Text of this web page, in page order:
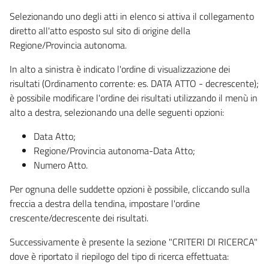
Selezionando uno degli atti in elenco si attiva il collegamento
diretto all'atto esposto sul sito di origine della
Regione/Provincia autonoma.
In alto a sinistra è indicato l'ordine di visualizzazione dei
risultati (Ordinamento corrente: es. DATA ATTO - decrescente);
è possibile modificare l'ordine dei risultati utilizzando il menù in
alto a destra, selezionando una delle seguenti opzioni:
Data Atto;
Regione/Provincia autonoma-Data Atto;
Numero Atto.
Per ognuna delle suddette opzioni è possibile, cliccando sulla
freccia a destra della tendina, impostare l'ordine
crescente/decrescente dei risultati.
Successivamente è presente la sezione "CRITERI DI RICERCA"
dove è riportato il riepilogo del tipo di ricerca effettuata: